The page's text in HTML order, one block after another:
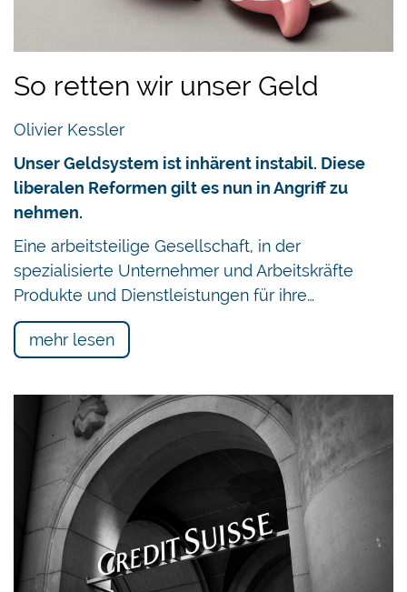
So retten wir unser Geld
Olivier Kessler
Unser Geldsystem ist inhärent instabil. Diese
liberalen Reformen gilt es nun in Angriff zu
nehmen.
Eine arbeitsteilige Gesellschaft, in der
spezialisierte Unternehmer und Arbeitskräfte
Produkte und Dienstleistungen für ihre…
mehr lesen